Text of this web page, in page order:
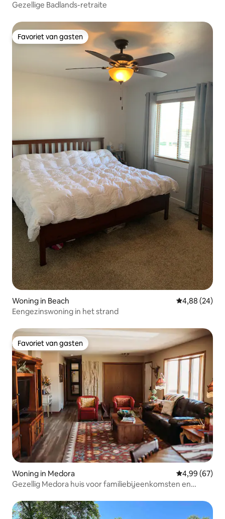
Gezellige Badlands-retraite
Favoriet van gasten
Favoriet van gasten
Woning in Beach Gemiddelde
4,88 (24)
Eengezinswoning in het strand
Favoriet van gasten
Favoriet van gasten
Woning in Medora Gemiddelde
4,99 (67)
Gezellig Medora huis voor familiebijeenkomsten en